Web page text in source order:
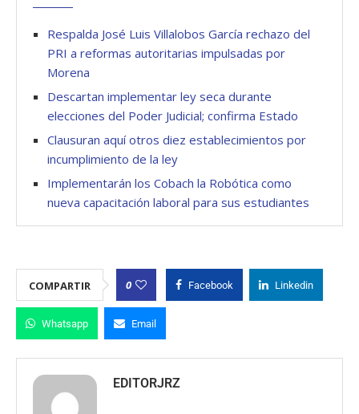
Respalda José Luis Villalobos García rechazo del
PRI a reformas autoritarias impulsadas por
Morena
Descartan implementar ley seca durante
elecciones del Poder Judicial; confirma Estado
Clausuran aquí otros diez establecimientos por
incumplimiento de la ley
Implementarán los Cobach la Robótica como
nueva capacitación laboral para sus estudiantes
COMPARTIR 0 Facebook Linkedin
Whatsapp Email
EDITORJRZ